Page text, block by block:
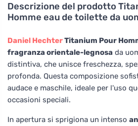
Descrizione del prodotto
Homme eau de toilette da
Daniel HechterTitanium Pour
fragranza orientale-legnosa da
distintiva, che unisce freschezza,
profonda. Questa composizione
audace e maschile, ideale per l'uso
occasioni speciali.
In apertura si sprigiona un intenso